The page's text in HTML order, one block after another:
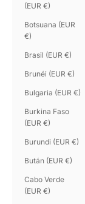
(EUR €)
Botsuana (EUR
€)
Brasil (EUR €)
Brunéi (EUR €)
Bulgaria (EUR €)
Burkina Faso
(EUR €)
Burundi (EUR €)
Bután (EUR €)
Cabo Verde
(EUR €)